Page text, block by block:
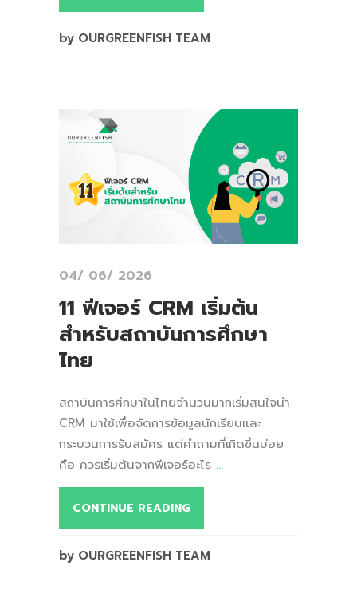
by OURGREENFISH TEAM
04/ 06/ 2026
11 ฟีเจอร์ CRM เริ่มต้น
สำหรับสถาบันการศึกษา
ไทย
สถาบันการศึกษาในไทยจำนวนมากเริ่มสนใจนำ
CRM มาใช้เพื่อจัดการข้อมูลนักเรียนและ
กระบวนการรับสมัคร แต่คำถามที่เกิดขึ้นบ่อย
คือ ควรเริ่มต้นจากฟีเจอร์อะไร ...
CONTINUE READING
by OURGREENFISH TEAM